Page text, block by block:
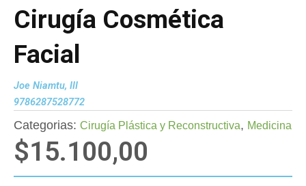
Cirugía Cosmética
Facial
Joe Niamtu, III
9786287528772
Categorias: Cirugía Plástica y Reconstructiva, Medicina
$15.100,00